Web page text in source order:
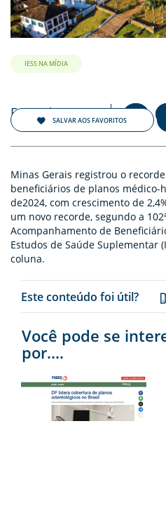
IESS NA MÍDIA
Fevereiro 2025
SALVAR AOS FAVORITOS
Minas Gerais registrou o
beneficiários de planos
de2024, com crescimento de
um novo recorde, segundo a
Acompanhamento de
Estudos de Saúde Suplementar
coluna.
Este conteúdo foi útil?
Você pode se
por....